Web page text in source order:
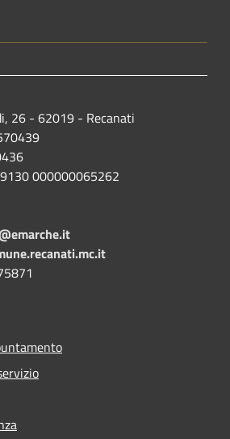
26 - 62019 - Recanati
000000065262